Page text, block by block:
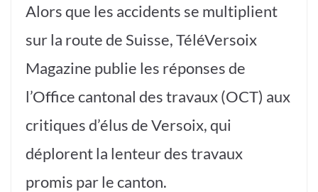
Alors que les accidents se multiplient
sur la route de Suisse, TéléVersoix
Magazine publie les réponses de
l’Office cantonal des travaux (OCT) aux
critiques d’élus de Versoix, qui
déplorent la lenteur des travaux
promis par le canton.